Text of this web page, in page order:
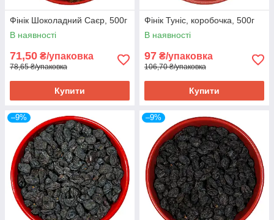
Фінік Шоколадний Саєр, 500г
В наявності
71,50 ₴/упаковка
78,65 ₴/упаковка
Купити
Фінік Туніс, коробочка, 500г
В наявності
97 ₴/упаковка
106,70 ₴/упаковка
Купити
–9% –9%